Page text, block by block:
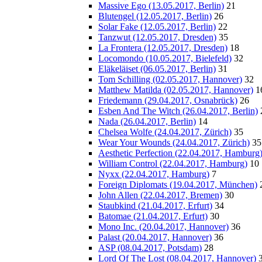
Massive Ego (13.05.2017, Berlin) 21
Blutengel (12.05.2017, Berlin) 26
Solar Fake (12.05.2017, Berlin) 22
Tanzwut (12.05.2017, Dresden) 35
La Frontera (12.05.2017, Dresden) 18
Locomondo (10.05.2017, Bielefeld) 32
Eläkeläiset (06.05.2017, Berlin) 31
Tom Schilling (02.05.2017, Hannover) 32
Matthew Matilda (02.05.2017, Hannover)
Friedemann (29.04.2017, Osnabrück) 26
Esben And The Witch (26.04.2017, Berlin)
Nada (26.04.2017, Berlin) 14
Chelsea Wolfe (24.04.2017, Zürich) 35
Wear Your Wounds (24.04.2017, Zürich) 35
Aesthetic Perfection (22.04.2017, Hamburg)
William Control (22.04.2017, Hamburg) 10
Nyxx (22.04.2017, Hamburg) 7
Foreign Diplomats (19.04.2017, München)
John Allen (22.04.2017, Bremen) 30
Staubkind (21.04.2017, Erfurt) 34
Batomae (21.04.2017, Erfurt) 30
Mono Inc. (20.04.2017, Hannover) 36
Palast (20.04.2017, Hannover) 36
ASP (08.04.2017, Potsdam) 28
Lord Of The Lost (08.04.2017, Hannover)